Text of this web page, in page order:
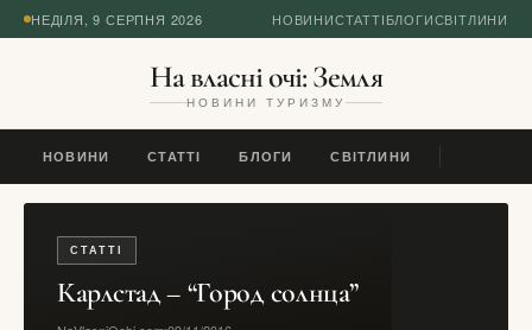
НЕДІЛЯ, 9 СЕРПНЯ 2026 НОВИНИСТАТТІБЛОГИСВІТЛИНИ
На власні очі: Земля
НОВИНИ ТУРИЗМУ
НОВИНИ СТАТТІ БЛОГИ СВІТЛИНИ
СТАТТІ
Карлстад – “Город солнца”